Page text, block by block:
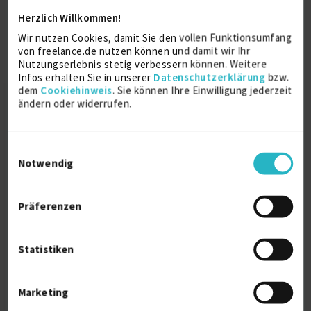
Herzlich Willkommen!
Wir nutzen Cookies, damit Sie den vollen Funktionsumfang
von freelance.de nutzen können und damit wir Ihr
Nutzungserlebnis stetig verbessern können. Weitere
Infos erhalten Sie in unserer Datenschutzerklärung bzw.
dem Cookiehinweis. Sie können Ihre Einwilligung jederzeit
ändern oder widerrufen.
Notwendig
Präferenzen
Statistiken
Marketing
Bachelor Professional of Investment (CCI)
– investment specialist
Bachelor Professional of Investment (CCI)
2013
Frankfurt am Main
2009
Frankfurt am Main